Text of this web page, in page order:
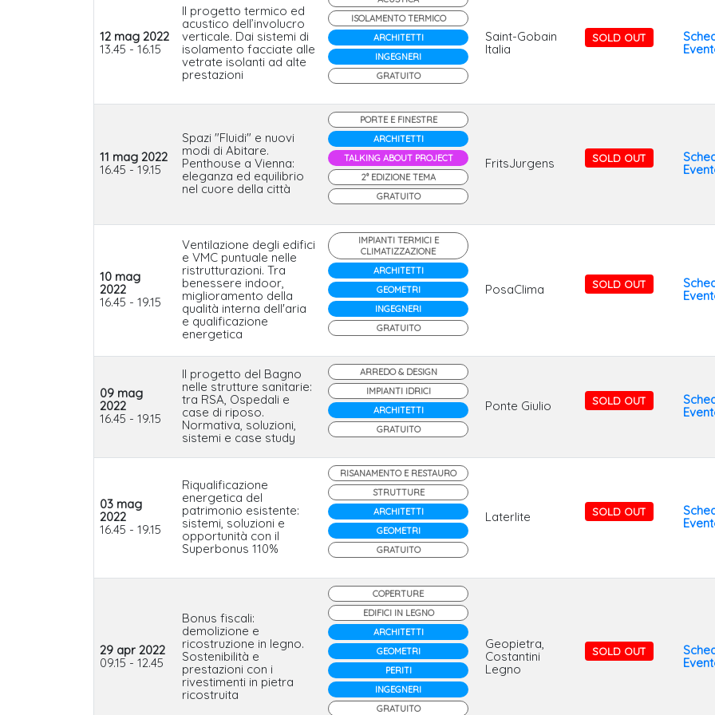
12 mag 2022
13.45 - 16.15
Il progetto termico ed
acustico dell’involucro
verticale. Dai sistemi di
isolamento facciate alle
vetrate isolanti ad alte
prestazioni
ISOLAMENTO TERMICO
ARCHITETTI
INGEGNERI
GRATUITO
Saint-Gobain
Italia
SOLD OUT
11 mag 2022
16.45 - 19.15
Spazi "Fluidi" e nuovi
modi di Abitare.
Penthouse a Vienna:
eleganza ed equilibrio
nel cuore della città
PORTE E FINESTRE
ARCHITETTI
TALKING ABOUT PROJECT
2° EDIZIONE TEMA
GRATUITO
FritsJurgens SOLD OUT
10 mag
2022
16.45 - 19.15
Ventilazione degli edifici
e VMC puntuale nelle
ristrutturazioni. Tra
benessere indoor,
miglioramento della
qualità interna dell'aria
e qualificazione
energetica
IMPIANTI TERMICI E
CLIMATIZZAZIONE
ARCHITETTI
GEOMETRI
INGEGNERI
GRATUITO
PosaClima SOLD OUT
09 mag
2022
16.45 - 19.15
Il progetto del Bagno
nelle strutture sanitarie:
tra RSA, Ospedali e
case di riposo.
Normativa, soluzioni,
sistemi e case study
ARREDO & DESIGN
IMPIANTI IDRICI
ARCHITETTI
GRATUITO
Ponte Giulio SOLD OUT
03 mag
2022
16.45 - 19.15
Riqualificazione
energetica del
patrimonio esistente:
sistemi, soluzioni e
opportunità con il
Superbonus 110%
RISANAMENTO E RESTAURO
STRUTTURE
ARCHITETTI
GEOMETRI
GRATUITO
Laterlite SOLD OUT
29 apr 2022
09.15 - 12.45
Bonus fiscali:
demolizione e
ricostruzione in legno.
Sostenibilità e
prestazioni con i
rivestimenti in pietra
ricostruita
COPERTURE
EDIFICI IN LEGNO
ARCHITETTI
GEOMETRI
PERITI
INGEGNERI
GRATUITO
Geopietra,
Costantini
Legno
SOLD OUT